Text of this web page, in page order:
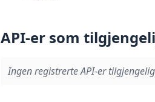
API-er som
Ingen registrerte API-er